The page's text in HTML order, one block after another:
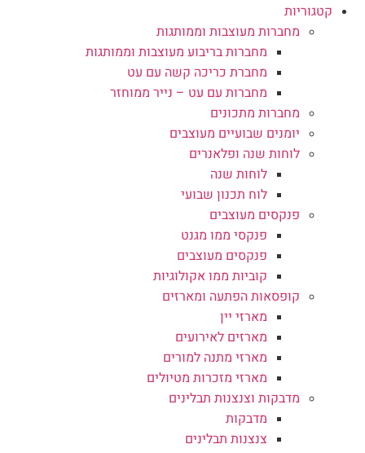
קטגוריות
מחברות מעוצבות וממותגות
מחברות בריבוע מעוצבות וממותגות
מחברת כריכה קשה עם עט
מחברות עם עט – נייר ממוחזר
מחברות מתכונים
יומנים שבועיים מעוצבים
לוחות שנה ופלאנרים
לוחות שנה
לוח תכנון שבועי
פנקסים מעוצבים
פנקסי ממו מגנט
פנקסים מעוצבים
קוביות ממו אקולוגיות
קופסאות הפתעה ומארזים
מארזי יין
מארזים לאירועים
מארזי מתנה למורים
מארזי מזכרות מטיולים
מדבקות וצנצנות תבלינים
מדבקות
צנצנות תבלינים